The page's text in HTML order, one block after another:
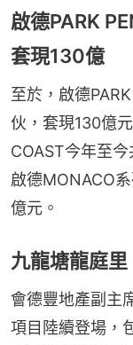
啟德PARK
套現130億
至於，啟德
伙，套現130億
COAST今年至
啟德MONACO
億元。
九龍塘龍庭
會德豐地產副主
項目陸續登場，